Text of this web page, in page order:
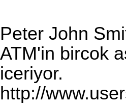
Peter John
ATM'in bircok
iceriyor.
http://